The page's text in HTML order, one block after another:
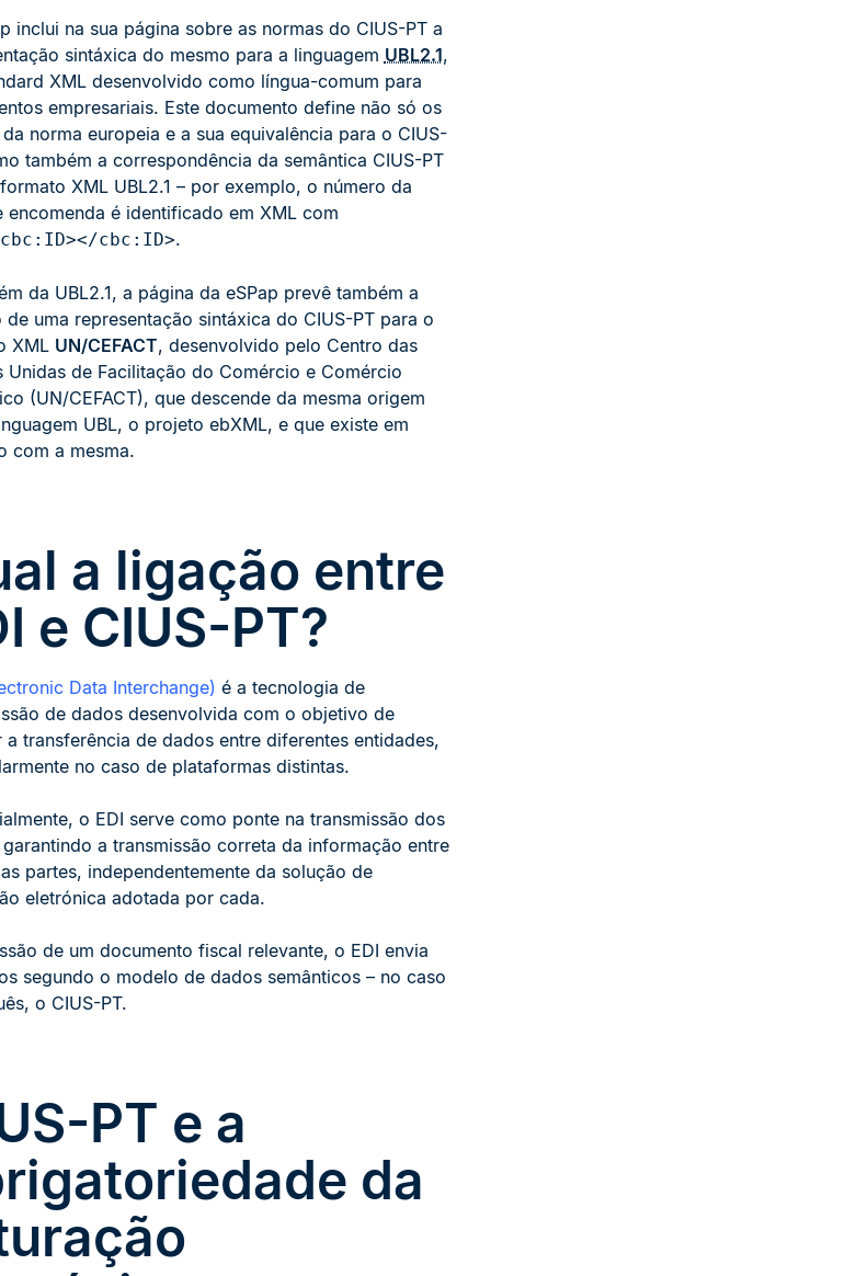
inclui na sua página sobre as normas do CIUS-PT a
sintáxica do mesmo para a linguagem UBL2.1,
XML desenvolvido como língua-comum para
empresariais. Este documento define não só os
norma europeia e a sua equivalência para o CIUS-
também a correspondência da semântica CIUS-PT
XML UBL2.1 – por exemplo, o número da
encomenda é identificado em XML com
cbc:ID>.
da UBL2.1, a página da eSPap prevê também a
de uma representação sintáxica do CIUS-PT para o
XML UN/CEFACT, desenvolvido pelo Centro das
Unidas de Facilitação do Comércio e Comércio
(UN/CEFACT), que descende da mesma origem
UBL, o projeto ebXML, e que existe em
com a mesma.
a ligação entre
e CIUS-PT?
Data Interchange) é a tecnologia de
de dados desenvolvida com o objetivo de
a transferência de dados entre diferentes entidades,
no caso de plataformas distintas.
o EDI serve como ponte na transmissão dos
a transmissão correta da informação entre
partes, independentemente da solução de
eletrónica adotada por cada.
de um documento fiscal relevante, o EDI envia
segundo o modelo de dados semânticos – no caso
o CIUS-PT.
PT e a
da